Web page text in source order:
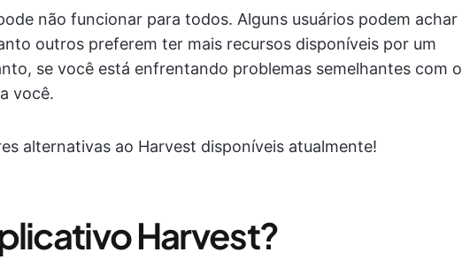
não funcionar para todos. Alguns usuários podem achar
outros preferem ter mais recursos disponíveis por um
se você está enfrentando problemas semelhantes com o
você.
alternativas ao Harvest disponíveis atualmente!
Harvest?